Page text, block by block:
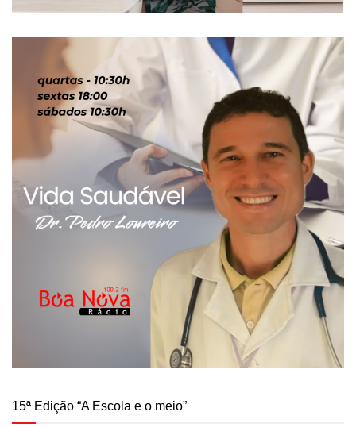
15ª Edição “A Escola e o meio”